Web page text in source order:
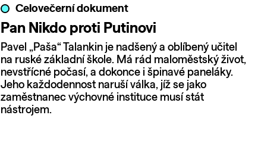
Celovečerní dokument
Pan Nikdo proti Putinovi
Pavel „Paša“ Talankin je nadšený a oblíbený učitel
na ruské základní škole. Má rád maloměstský život,
nevstřícné počasí, a dokonce i špinavé paneláky.
Jeho každodennost naruší válka, jíž se jako
zaměstnanec výchovné instituce musí stát
nástrojem.